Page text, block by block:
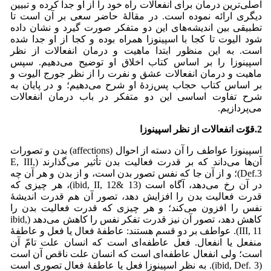
اصلی‌ترین درمان برای انفعالات راه خود را از او جدا کرده و تبیین
دیگری ارائه نموده است. در مقالۀ حاضر سعی بر آن است تا
تطبیقی بین اندیشه‌های این دو متفکر صورت گیرد و نشان داده
شود الیوت تا کجا با اسپینوزا همراه بوده و کجا از او جدا شده
است. به این منظور ابتدا ماهیت و درمان انفعالات از نظر
اسپینوزا را بر اساس کتاب اخلاق او توضیح می‌دهیم. سپس
ماهیت و درمان انفعالات عشق و نفرت را از نظر جورج الیوت و
بر اساس کتاب حجاب پس‌زدۀ او شرح می‌دهیم؛ و در پایان به
شرح تفاوت اساسی این دو متفکر در باب درمان انفعالات
می‌پردازیم.
2.قوّت انفعالات از نظر اسپینوزا
اسپینوزا عواطف را آن دسته از احوال (affections) بدن و تصورات
آن‌ها می‌‌داند که بر قدرت فعالیت بدن تأثیر می‌‌گذارند (E, III,
Def.3)؛ و از آن جا که نفس تصور بدن است، و از بدن و هر آن چه
در آن رخ می‌‌دهد، آگاه است (ibid, II, 12& 13)، هر چیزی که
قدرت فعالیت بدن را افزایش دهد، تصور آن هم قدرت اندیشۀ
نفس را افزون می‌‌کند؛ و هر چیزی که قدرت فعالیت بدن را
کاهش دهد، تصور آن نیز قدرت تفکر نفس را کاهش می‌‌دهد (ibid,
III, 11). عواطف بر دو قسم هستند: عاطفۀ فعال یا فعل و عاطفۀ
منفعل یا انفعال. فعل عاطفه‌ای است که انسان علت تامّ آن
است؛ ولی انفعال عاطفه‌ای است که انسان علت ناقص آن است
(ibid, Def. 3). به نظر اسپینوزا فعل یا عاطفۀ فعال تصوری است